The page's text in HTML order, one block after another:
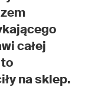
całej
na sklep.